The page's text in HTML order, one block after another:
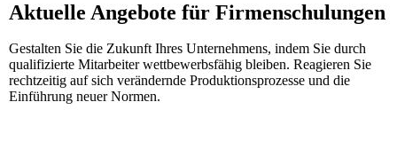
Aktuelle Angebote für Firmenschulungen
Gestalten Sie die Zukunft Ihres Unternehmens, indem Sie durch
qualifizierte Mitarbeiter wettbewerbsfähig bleiben. Reagieren Sie
rechtzeitig auf sich verändernde Produktionsprozesse und die
Einführung neuer Normen.